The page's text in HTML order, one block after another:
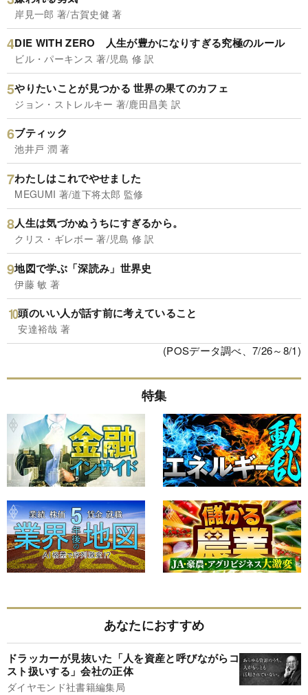
岸見一郎 著/古賀史健 著
DIE WITH ZERO 人生が豊かになりすぎる究極のルール
ビル・パーキンス 著/児島 修 訳
やりたいことが見つかる 世界の果てのカフェ
ジョン・ストレルキー 著/鹿田昌美 訳
ブティック
池井戸 潤 著
わたしはこれでやせました
MEGUMI 著/道下将太郎 監修
人生は気づかぬうちにすぎるから。
クリス・ギレボー 著/児島 修 訳
地図で学ぶ「深読み」世界史
伊藤 敏 著
頭のいい人が話す前に考えていること
安達裕哉 著
(POSデータ調べ、7/26～8/1)
特集
あなたにおすすめ
ドラッカーが見抜いた「人を資産と呼びながらコ
スト扱いする」会社の正体
ダイヤモンド社書籍編集局